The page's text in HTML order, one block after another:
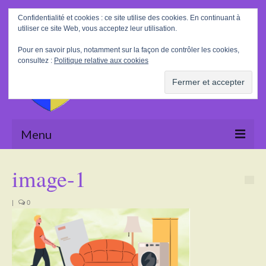
Rechercher
:
Menu
La Mairie
Le village
Tourisme
image-1
| 0
Confidentialité et cookies : ce site utilise des cookies. En continuant à
utiliser ce site Web, vous acceptez leur utilisation.
Pour en savoir plus, notamment sur la façon de contrôler les cookies,
consultez : Politique relative aux cookies